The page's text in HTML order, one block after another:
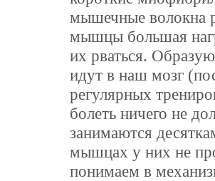
мышечные волокна
мышцы большая
их рваться.
идут в наш мозг
регулярных
болеть ничего не
занимаются
мышцах у них не
понимаем в